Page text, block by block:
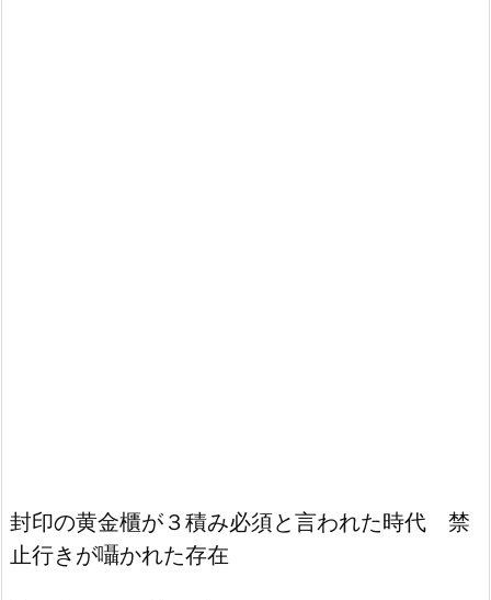
封印の黄金櫃が３積み必須と言われた時代 禁
止行きが囁かれた存在